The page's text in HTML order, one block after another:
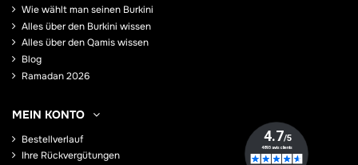
Wie wählt man seinen Burkini
Alles über den Burkini wissen
Alles über den Qamis wissen
Blog
Ramadan 2026
MEIN KONTO
Bestellverlauf
Ihre Rückvergütungen